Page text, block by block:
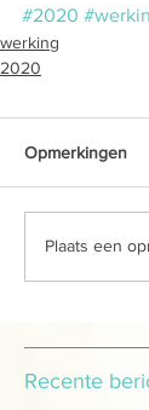
#2020
werking
2020
Opmerkingen
Plaats een
Recente